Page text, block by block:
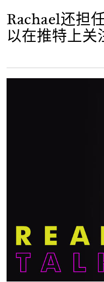
Rachael还担
以在推特上关